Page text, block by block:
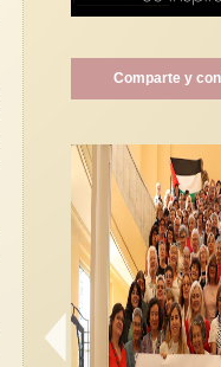
Comparte y